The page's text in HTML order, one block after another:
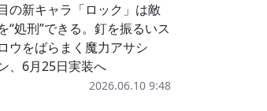
の新キャラ「ロック」は敵
“処刑”できる。釘を振るいス
ロウをばらまく魔力アサシ
、6月25日実装へ
2026.06.10 9:48